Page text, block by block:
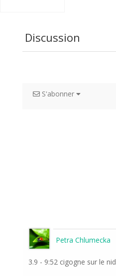
Discussion
S'abonner
Petra Chlumecka
3.9 - 9:52 cigogne sur le nid